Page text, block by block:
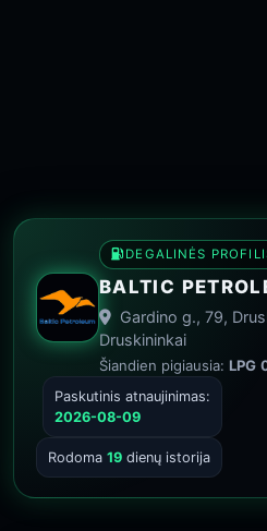
DEGALINĖS
BALTIC
Gardino g., 79,
Druskininkai
Šiandien pigiausia:LPG
Paskutinis atnaujinimas:
2026-08-09
Rodoma 19 dienų istorija